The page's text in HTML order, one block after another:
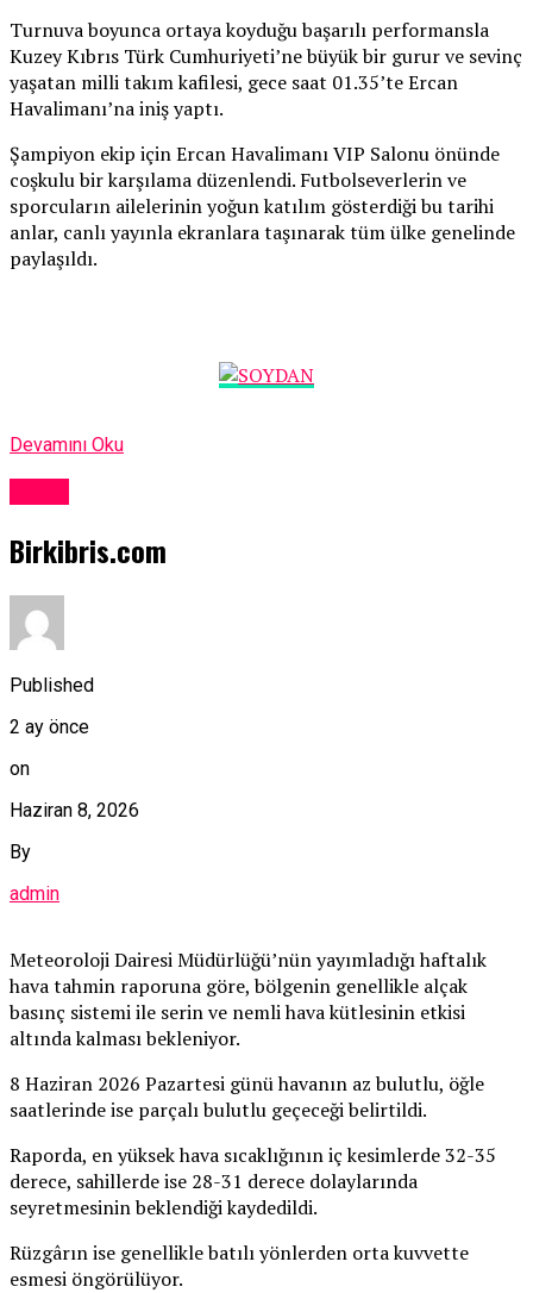
Turnuva boyunca ortaya koyduğu başarılı performansla
Kuzey Kıbrıs Türk Cumhuriyeti’ne büyük bir gurur ve sevinç
yaşatan milli takım kafilesi, gece saat 01.35’te Ercan
Havalimanı’na iniş yaptı.
Şampiyon ekip için Ercan Havalimanı VIP Salonu önünde
coşkulu bir karşılama düzenlendi. Futbolseverlerin ve
sporcuların ailelerinin yoğun katılım gösterdiği bu tarihi
anlar, canlı yayınla ekranlara taşınarak tüm ülke genelinde
paylaşıldı.
Devamını Oku
Birkibris.com
Published
2 ay önce
on
Haziran 8, 2026
By
admin
Meteoroloji Dairesi Müdürlüğü’nün yayımladığı haftalık
hava tahmin raporuna göre, bölgenin genellikle alçak
basınç sistemi ile serin ve nemli hava kütlesinin etkisi
altında kalması bekleniyor.
8 Haziran 2026 Pazartesi günü havanın az bulutlu, öğle
saatlerinde ise parçalı bulutlu geçeceği belirtildi.
Raporda, en yüksek hava sıcaklığının iç kesimlerde 32-35
derece, sahillerde ise 28-31 derece dolaylarında
seyretmesinin beklendiği kaydedildi.
Rüzgârın ise genellikle batılı yönlerden orta kuvvette
esmesi öngörülüyor.